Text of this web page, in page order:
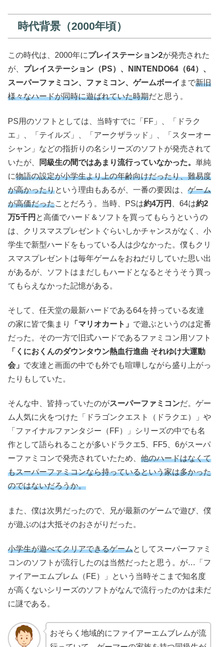
時代背景（2000年頃）
この時代は、2000年にプレイステーション2が発売された
が、 プレイステーション（PS）、NINTENDO64（64）、
スーパーファミコン、ファミコン、ゲームボーイ まで新旧
様々なハードが同時に遊ばれていた時期だと思う。
PS用のソフトとしては、当時すでに「FF」、「ドラク
エ」、「テイルズ」、「アークザラッド」、「スターオー
シャン」などの指折りの名シリーズのソフトが発売されて
いたが、
同級生の間ではあまり流行っていなかった。 単純
に物語の設定が小学生より上の年齢向けだったり、難易度
が高かったりという理由もあるが、一番の要因は、 ゲーム
が高価だったことだろう。当時、PSは約4万円 、64は約2
万5千円 と高価でハード＆ソフトを買ってもらうというの
は、クリスマスプレゼントぐらいしかチャンスがなく、小
学生で新型ハードをもっている人は少なかった。僕もクリ
スマスプレゼントは毎年ゲームをおねだりしていた思い出
があるが、ソフトはまだしもハードとなるとそうそう買っ
てもらえなかった記憶がある。
そして、任天堂の最新ハードである64を持っている友達
の家に皆で集まり
「マリオカート 」 で遊ぶというのは定番
だった。その一方で旧式ハードであるファミコン用ソフト
「くにおくんのダウンタウン熱血行進曲 それゆけ大運動
会」 で友達と画面の中でも外でも喧嘩しながら盛り上がっ
たりもしていた。
そんな中、皆持っていたのがスーパーファミコンだ。ゲー
ム人気に火をつけた「ドラゴンクエスト（ドラクエ）」や
「ファイナルファンタジー（FF）」シリーズの中でも名
作として語られることが多いドラクエ5、FF5、6がスーパ
ーファミコンで発売されていたため、 他のハードはなくて
もスーパーファミコンなら持っているという家は多かった
のではないだろうか。
また、僕は次男だったので、兄が最新のゲームで遊び、僕
が遊ぶのは大抵そのおさがりだった。
小学生が遊べてクリアできるゲームとしてスーパーファミ
コンのソフトが流行したのは当然だったと思う。が…「フ
ァイアーエムブレム（FE）」という当時そこまで知名度
が高くないシリーズのソフトがなんで流行ったのかは未だ
に謎である。
おそらく地域的にファイアーエムブレムが流